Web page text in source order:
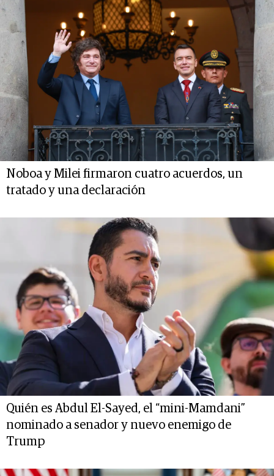
Noboa y Milei firmaron cuatro acuerdos, un
tratado y una declaración
Quién es Abdul El-Sayed, el “mini-Mamdani”
nominado a senador y nuevo enemigo de
Trump